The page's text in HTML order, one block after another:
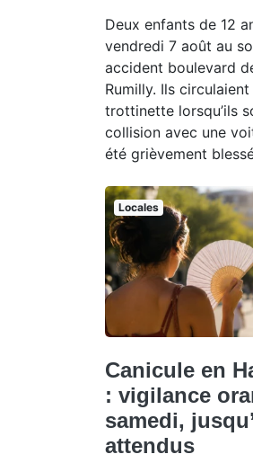
Deux enfants de 12
vendredi 7 août au
accident boulevard
Rumilly. Ils
trottinette lorsqu’ils
collision avec une
été grièvement
Locales
Canicule en
: vigilance
samedi,
attendus